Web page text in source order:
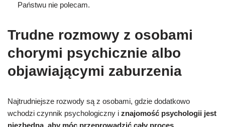
Państwu nie polecam.
Trudne rozmowy z osobami
chorymi psychicznie albo
objawiającymi zaburzenia
Najtrudniejsze rozwody są z osobami, gdzie dodatkowo
wchodzi czynnik psychologiczny i znajomość psychologii jest
niezbędna, aby móc przeprowadzić cały proces